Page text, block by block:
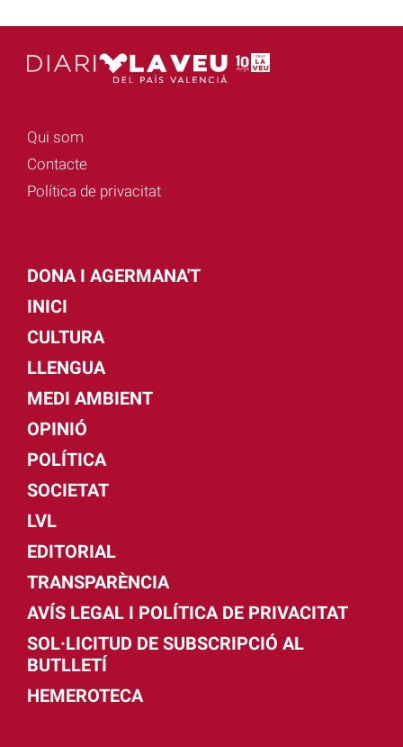
Qui som
Contacte
Política de privacitat
DONA I AGERMANA'T
INICI
CULTURA
LLENGUA
MEDI AMBIENT
OPINIÓ
POLÍTICA
SOCIETAT
LVL
EDITORIAL
TRANSPARÈNCIA
AVÍS LEGAL I POLÍTICA DE PRIVACITAT
SOL·LICITUD DE SUBSCRIPCIÓ AL
BUTLLETÍ
HEMEROTECA